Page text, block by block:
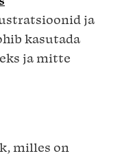
ja
kasutada
ja mitte
milles on